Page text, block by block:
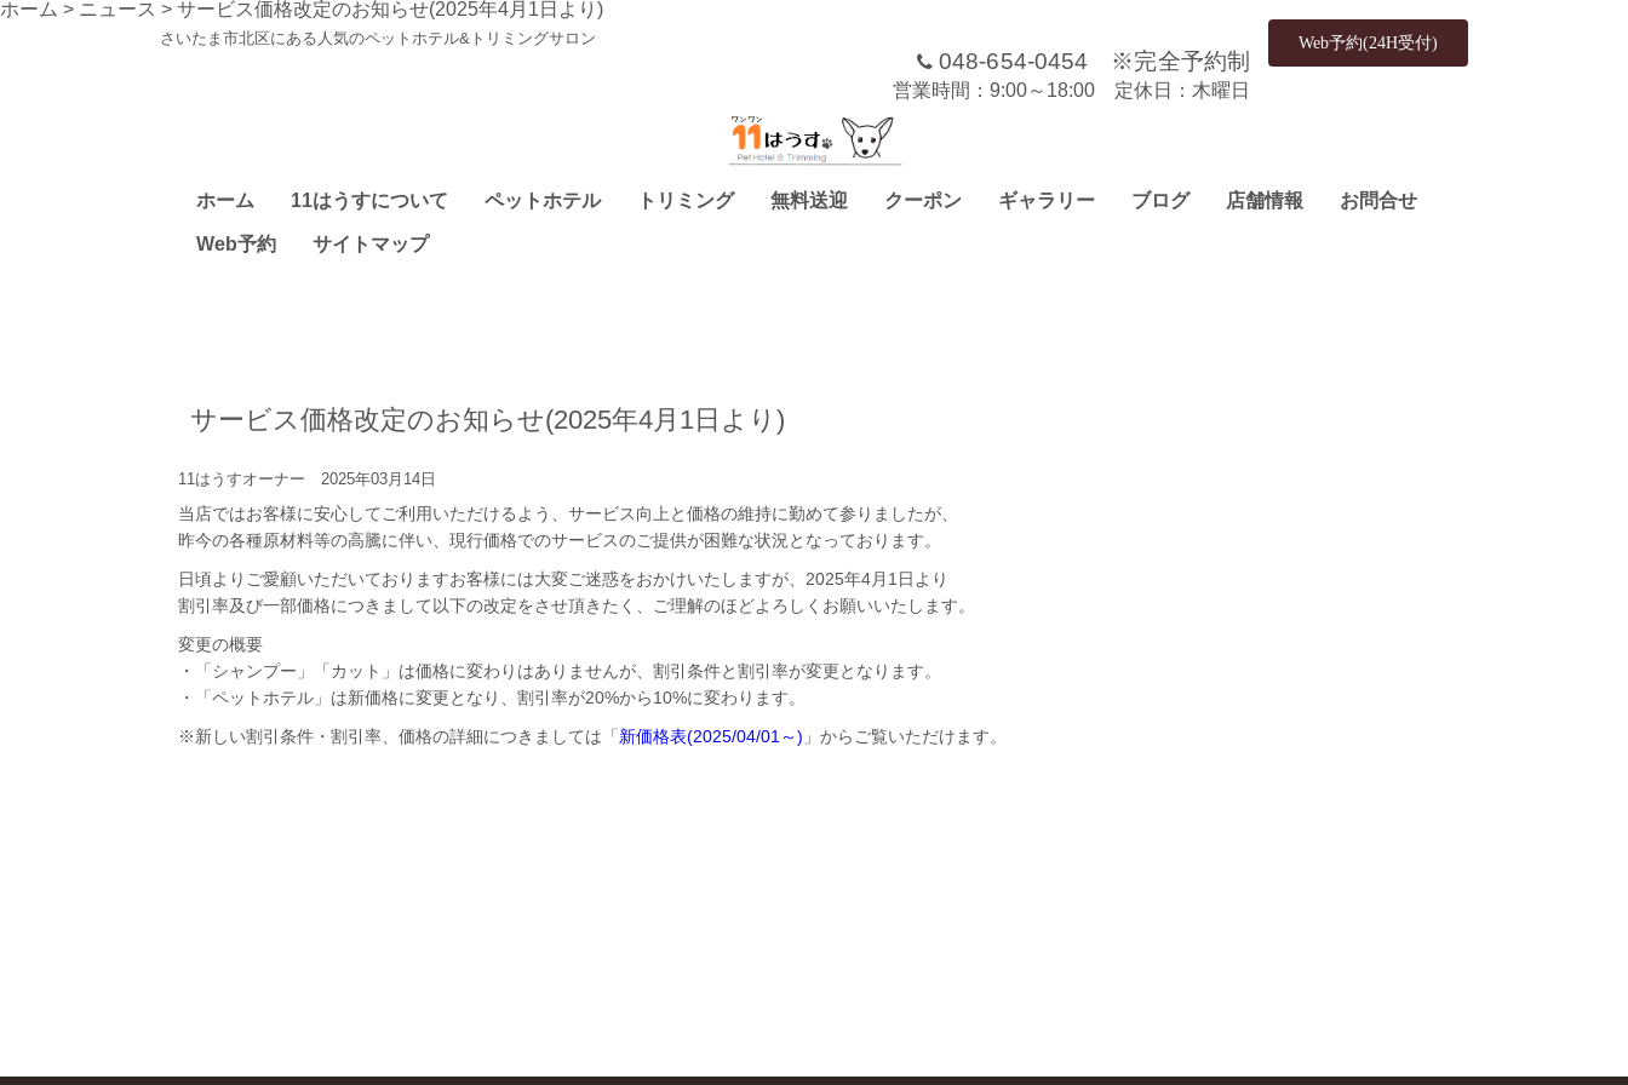
ホーム > ニュース > サービス価格改定のお知らせ(2025年4月1日より)
さいたま市北区にある人気のペットホテル&トリミングサロン
048-654-0454 ※完全予約制
営業時間：9:00～18:00 定休日：木曜日
Web予約(24H受付)
ホーム 11はうすについて ペットホテル トリミング 無料送迎 クーポン ギャラリー ブログ 店舗情報 お問合せ
Web予約 サイトマップ
サービス価格改定のお知らせ(2025年4月1日より)
11はうすオーナー 2025年03月14日
当店ではお客様に安心してご利用いただけるよう、サービス向上と価格の維持に勤めて参りましたが、
昨今の各種原材料等の高騰に伴い、現行価格でのサービスのご提供が困難な状況となっております。
日頃よりご愛顧いただいておりますお客様には大変ご迷惑をおかけいたしますが、2025年4月1日より
割引率及び一部価格につきまして以下の改定をさせ頂きたく、ご理解のほどよろしくお願いいたします。
変更の概要
・「シャンプー」「カット」は価格に変わりはありませんが、割引条件と割引率が変更となります。
・「ペットホテル」は新価格に変更となり、割引率が20%から10%に変わります。
※新しい割引条件・割引率、価格の詳細につきましては 「 新価格表(2025/04/01～) 」 からご覧いただけます。